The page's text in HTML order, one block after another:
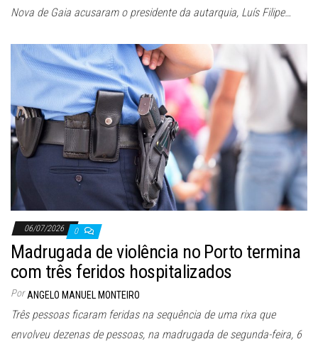
Nova de Gaia acusaram o presidente da autarquia, Luís Filipe…
06/07/2026 0
Madrugada de violência no Porto termina
com três feridos hospitalizados
Por ANGELO MANUEL MONTEIRO
Três pessoas ficaram feridas na sequência de uma rixa que
envolveu dezenas de pessoas, na madrugada de segunda-feira, 6